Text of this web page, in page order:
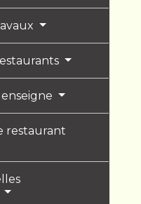
restaurant